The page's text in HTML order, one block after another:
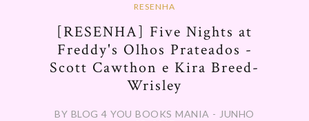
RESENHA
[RESENHA] Five Nights at
Freddy's Olhos Prateados -
Scott Cawthon e Kira Breed-
Wrisley
BY BLOG 4 YOU BOOKS MANIA - JUNHO